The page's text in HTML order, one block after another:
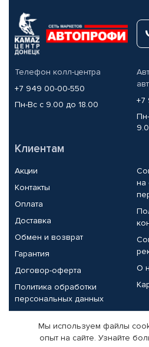
Телефон колл-центра
+7 949 00-00-550
Пн-Вс с 9.00 до 18.00
+7
Клиентам
Акции
Контакты
Оплата
Доставка
Обмен и возврат
Гарантия
Договор-оферта
Политика обработки
персональных данных
на
О
Партнерам
Мы используем файлы
опыт на сайте. Узнайте